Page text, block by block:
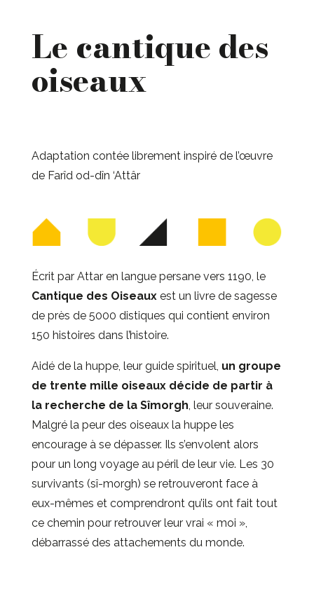
Le cantique des
oiseaux
Adaptation contée librement inspiré de l’œuvre
de Farîd od-dîn ‘Attâr
Écrit par Attar en langue persane vers 1190, le
Cantique des Oiseaux est un livre de sagesse
de près de 5000 distiques qui contient environ
150 histoires dans l’histoire.
Aidé de la huppe, leur guide spirituel, un groupe
de trente mille oiseaux décide de partir à
la recherche de la Sîmorgh, leur souveraine.
Malgré la peur des oiseaux la huppe les
encourage à se dépasser. Ils s’envolent alors
pour un long voyage au péril de leur vie. Les 30
survivants (sî-morgh) se retrouveront face à
eux-mêmes et comprendront qu’ils ont fait tout
ce chemin pour retrouver leur vrai « moi »,
débarrassé des attachements du monde.